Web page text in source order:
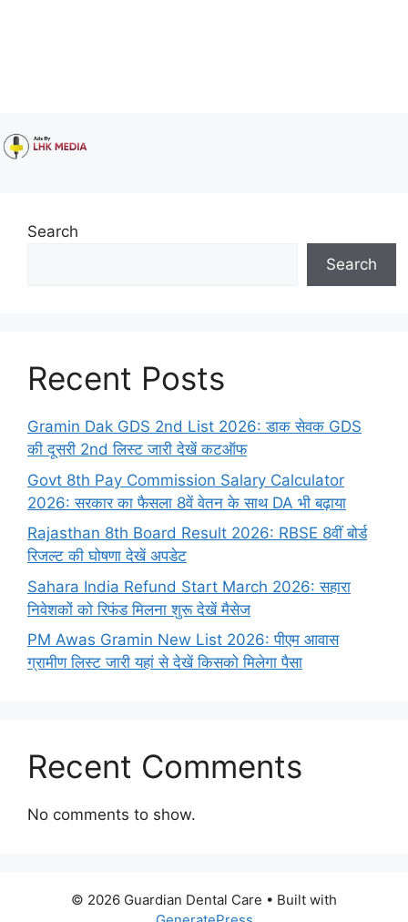
Search
Search
Recent Posts
Gramin Dak GDS 2nd List 2026: डाक सेवक GDS
की दूसरी 2nd लिस्ट जारी देखें कटऑफ
Govt 8th Pay Commission Salary Calculator
2026: सरकार का फैसला 8वें वेतन के साथ DA भी बढ़ाया
Rajasthan 8th Board Result 2026: RBSE 8वीं बोर्ड
रिजल्ट की घोषणा देखें अपडेट
Sahara India Refund Start March 2026: सहारा
निवेशकों को रिफंड मिलना शुरू देखें मैसेज
PM Awas Gramin New List 2026: पीएम आवास
ग्रामीण लिस्ट जारी यहां से देखें किसको मिलेगा पैसा
Recent Comments
No comments to show.
© 2026 Guardian Dental Care • Built with